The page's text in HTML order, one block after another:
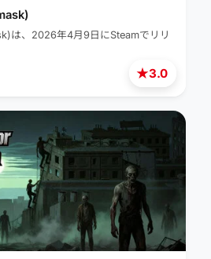
★3.0
は、2026年4月9日にSteamでリリ